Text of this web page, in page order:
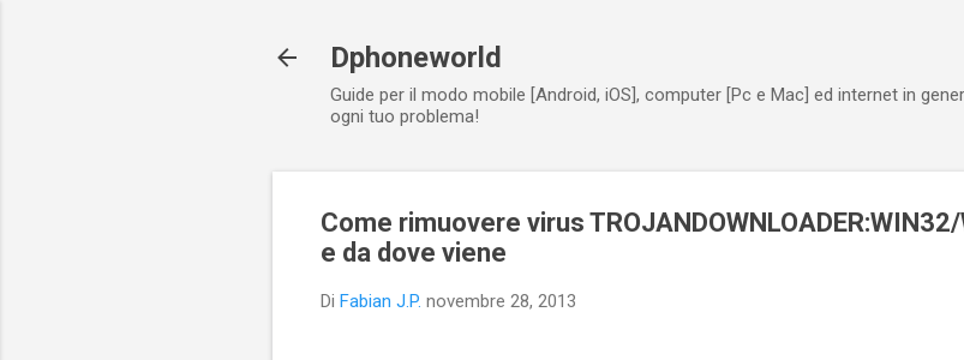
Dphoneworld
Guide per il modo mobile [Android, iOS], computer [Pc e Mac] ed internet in
ogni tuo problema!
Come rimuovere virus
e da dove viene
Di Fabian J.P. novembre 28, 2013